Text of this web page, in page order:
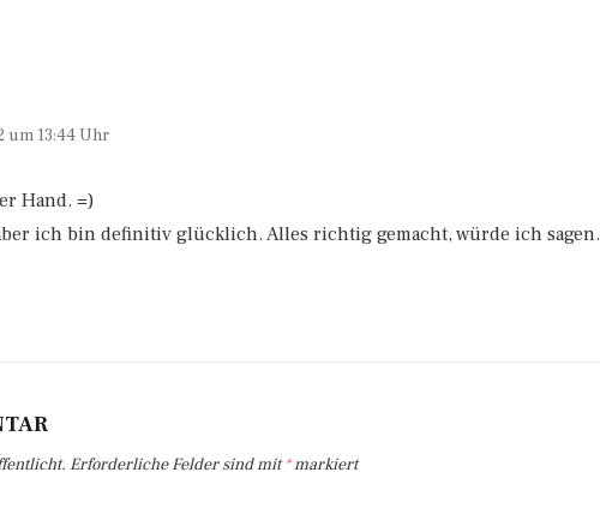
um 13:44 Uhr
Hand. =)
ich bin definitiv glücklich. Alles richtig gemacht, würde ich sagen.
Erforderliche Felder sind mit*markiert